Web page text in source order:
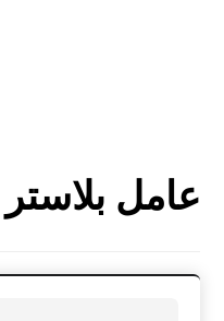
عامل